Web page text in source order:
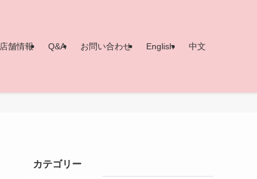
店舗情報 Q&A お問い合わせ English 中文
カテゴリー